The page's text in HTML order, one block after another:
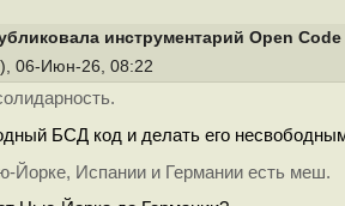
инструментарий Open Code
06-Июн-26, 08:22
БСД код и делать его
Йорке, Испании и Германии есть меш.